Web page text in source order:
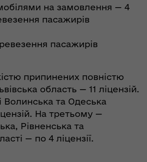
на замовлення — 4
пасажирів
пасажирів
припинених повністю
область — 11 ліцензій.
Волинська та Одеська
На третьому —
Рівненська та
— по 4 ліцензії.